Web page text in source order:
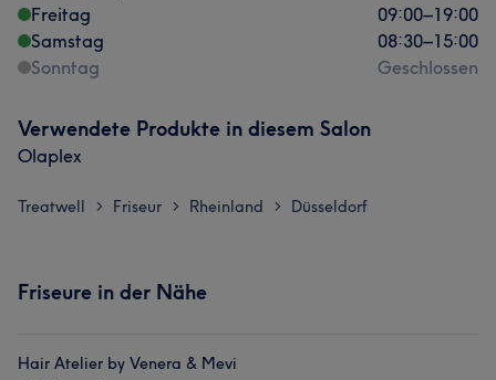
Freitag
09:00–19:00
Samstag
08:30–15:00
Sonntag
Geschlossen
Verwendete Produkte in diesem Salon
Olaplex
Treatwell > Friseur > Rheinland > Düsseldorf
Friseure in der Nähe
Hair Atelier by Venera & Mevi